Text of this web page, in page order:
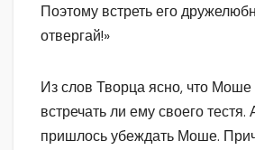
Поэтому встреть его
отвергай!»
Из слов Творца ясно, что Моше
встречать ли ему своего
пришлось убеждать Моше.